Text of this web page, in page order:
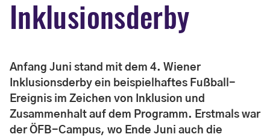
Inklusionsderby
Anfang Juni stand mit dem 4. Wiener
Inklusionsderby ein beispielhaftes Fußball-
Ereignis im Zeichen von Inklusion und
Zusammenhalt auf dem Programm. Erstmals war
der ÖFB-Campus, wo Ende Juni auch die